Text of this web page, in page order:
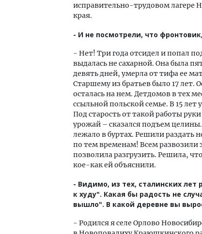
исправительно-трудовом лагере
края.
- И не посмотрели, что
- Нет! Три года отсидел и попал
выдалась не сахарной. Она была
девять дней, умерла от тифа ее
Старшему из братьев было 17 лет.
осталась на нем. Детдомов в тех
ссыльной польской семье. В 15
Под старость от такой работы
урожай – сказался подъем
лежало в буртах. Решили раздать
по тем временам! Всем развозили
позволила разгрузить. Решила,
кое-как ей объяснили.
- Видимо, из тех, сталинских
к худу". Какая бы радость не
вышло". В какой деревне вы
- Родился я селе Орлово